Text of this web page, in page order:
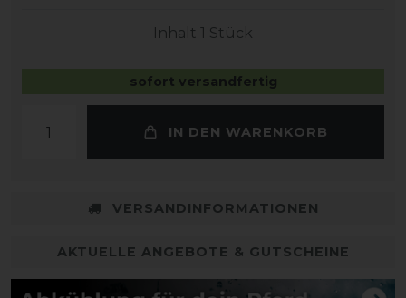
Inhalt 1 Stück
sofort versandfertig
IN DEN WARENKORB
VERSANDINFORMATIONEN
AKTUELLE ANGEBOTE & GUTSCHEINE